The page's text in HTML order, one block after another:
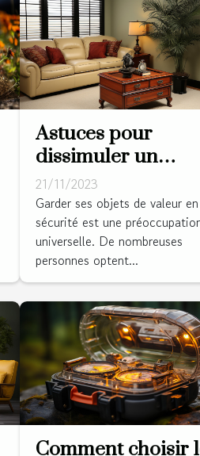
Astuces pour
dissimuler un
coffre-fort dans
votre salle de
21/11/2023
Garder ses objets de valeur en
sécurité est une
universelle. De nombreuses
personnes optent...
Comment choisir